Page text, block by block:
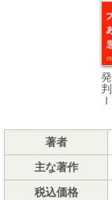
著者
主な著作
税込価格